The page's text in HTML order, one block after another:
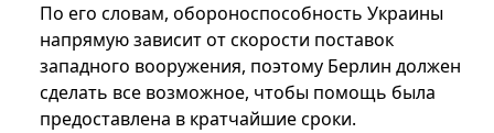
По его словам, обороноспособность Украины
напрямую зависит от скорости поставок
западного вооружения, поэтому Берлин должен
сделать все возможное, чтобы помощь была
предоставлена в кратчайшие сроки.